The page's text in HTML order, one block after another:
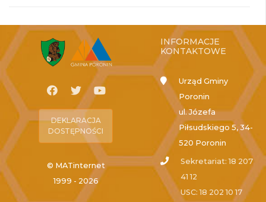
DEKLARACJA
DOSTĘPNOŚCI
© MATinternet
1999 - 2026
INFORMACJE
KONTAKTOWE
Urząd Gminy
Poronin
ul. Józefa
Piłsudskiego 5, 34-
520 Poronin
Sekretariat: 18 207
41 12
USC: 18 202 10 17